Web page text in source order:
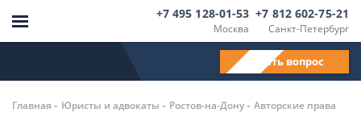
Москва
+7 495 128-01-53
Санкт-Петербург
+7 812 602-75-21
Задать вопрос
Главная - Юристы и адвокаты - Ростов-на-Дону- Авторские права